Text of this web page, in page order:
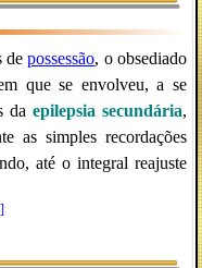
depossessão, o obsediado
que se envolveu, a se
da epilepsia secundária,
as simples recordações
até o integral reajuste